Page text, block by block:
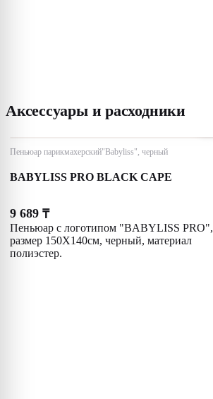
Аксессуары и расходники
Пеньюар парикмахерский"Babyliss", черный
BABYLISS PRO BLACK CAPE
9 689 ₸
Пеньюар с логотипом "BABYLISS PRO",
размер 150Х140см, черный, материал
полиэстер.